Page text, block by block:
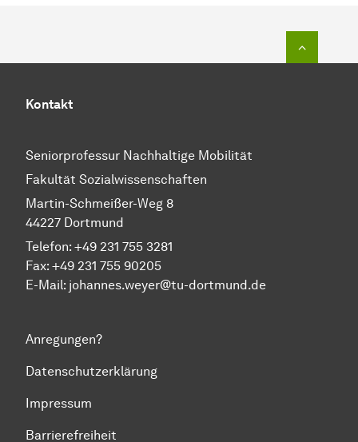
Kontakt
Seniorprofessur Nachhaltige Mobilität
Fakultät Sozialwissenschaften
Martin-Schmeißer-Weg 8
44227 Dortmund
Telefon: +49 231 755 3281
Fax: +49 231 755 90205
E-Mail: johannes.weyer@tu-dortmund.de
Anregungen?
Datenschutzerklärung
Impressum
Barrierefreiheit